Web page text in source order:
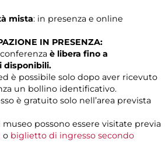
mista: in presenza e online
IN PRESENZA:
è libera fino a
disponibili.
è possibile solo dopo aver ricevuto
un bollino identificativo.
è gratuito solo nell’area prevista
possono essere visitate previa
o biglietto di ingresso secondo